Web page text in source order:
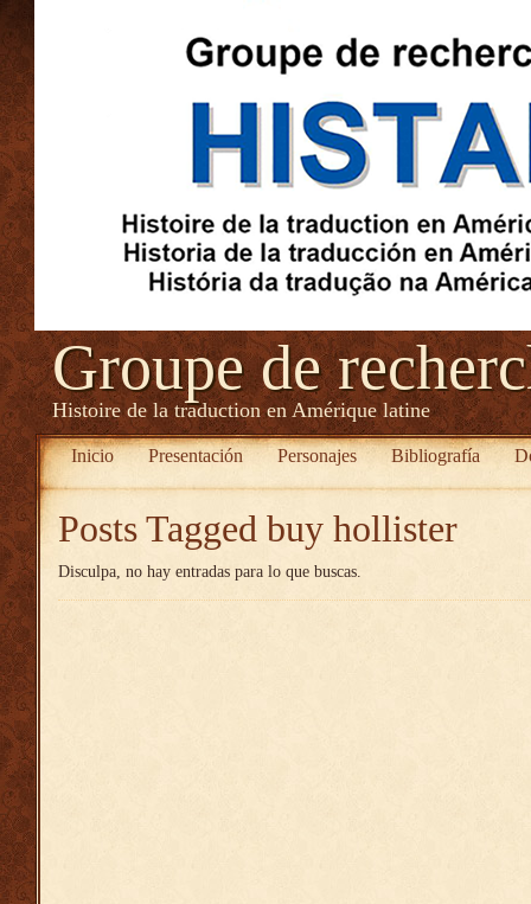
Groupe de
Histoire de la traduction en Amérique latine
Inicio Presentación Personajes Bibliografía
Posts Tagged buy hollister
Disculpa, no hay entradas para lo que buscas.